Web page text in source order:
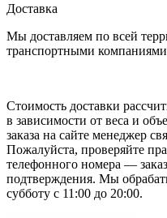
Доставка
Мы доставляем по всей
транспортными
Стоимость доставки
в зависимости от веса и
заказа на сайте менеджер
Пожалуйста, проверяйте
телефонного номера —
подтверждения. Мы
субботу с 11:00 до 20:00.